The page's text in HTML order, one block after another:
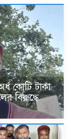
কোটি টাকা
বিরুদ্ধে